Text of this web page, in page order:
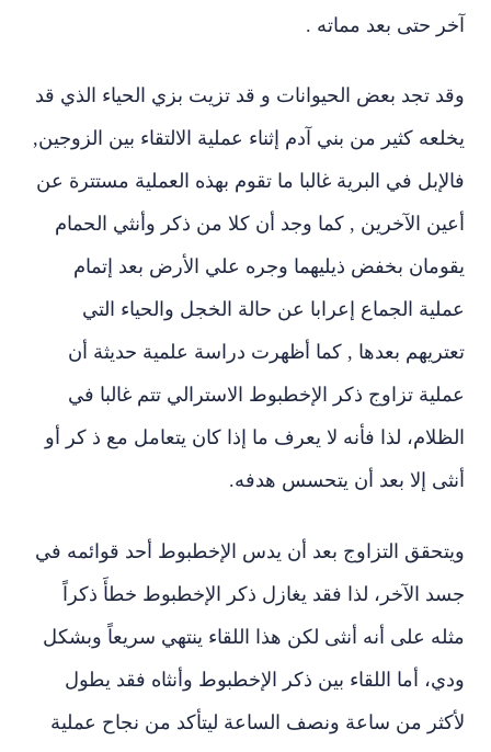
آخر حتى بعد مماته .
وقد تجد بعض الحيوانات و قد تزيت بزي الحياء الذي قد
يخلعه كثير من بني آدم إثناء عملية الالتقاء بين الزوجين,
فالإبل في البرية غالبا ما تقوم بهذه العملية مستترة عن
أعين الآخرين , كما وجد أن كلا من ذكر وأنثي الحمام
يقومان بخفض ذيليهما وجره علي الأرض بعد إتمام
عملية الجماع إعرابا عن حالة الخجل والحياء التي
تعتريهم بعدها , كما أظهرت دراسة علمية حديثة أن
عملية تزاوج ذكر الإخطبوط الاسترالي تتم غالبا في
الظلام، لذا فأنه لا يعرف ما إذا كان يتعامل مع ذ كر أو
أنثى إلا بعد أن يتحسس هدفه.
ويتحقق التزاوج بعد أن يدس الإخطبوط أحد قوائمه في
جسد الآخر، لذا فقد يغازل ذكر الإخطبوط خطأَ ذكراً
مثله على أنه أنثى لكن هذا اللقاء ينتهي سريعاً وبشكل
ودي، أما اللقاء بين ذكر الإخطبوط وأنثاه فقد يطول
لأكثر من ساعة ونصف الساعة ليتأكد من نجاح عملية